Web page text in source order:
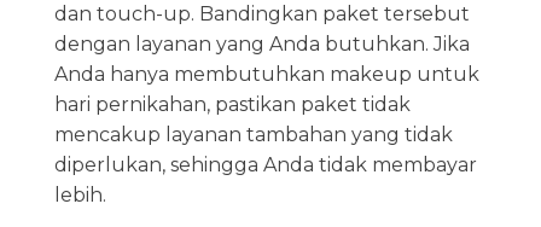
dan touch-up. Bandingkan paket tersebut
dengan layanan yang Anda butuhkan. Jika
Anda hanya membutuhkan makeup untuk
hari pernikahan, pastikan paket tidak
mencakup layanan tambahan yang tidak
diperlukan, sehingga Anda tidak membayar
lebih.